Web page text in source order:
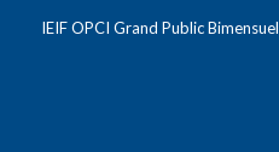
IEIF OPCI Grand Public Bimensuel